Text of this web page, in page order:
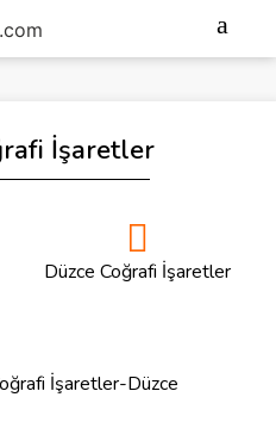
İşaretler
Düzce Coğrafi İşaretler